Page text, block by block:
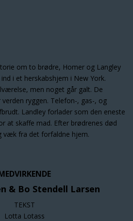
om to brødre, Homer og Langley
i et herskabshjem i New York.
men noget går galt. De
ryggen. Telefon-, gas-, og
Landley forlader som den eneste
at skaffe mad. Efter brødrenes død
væk fra det forfaldne hjem.
& Bo Stendell Larsen
TEKST
Lotta Lotass